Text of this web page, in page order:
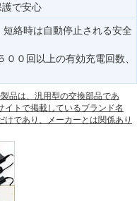
で安心
絡時は自動停止される安全
０回以上の有効充電回数、
品は、汎用型の交換部品であ
イトで掲載しているブランド名
であり、メーカーとは関係あり